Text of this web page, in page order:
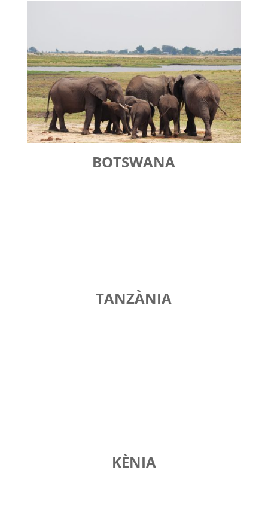
BOTSWANA
TANZÀNIA
KÈNIA